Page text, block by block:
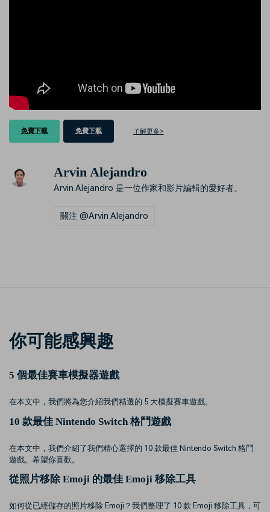
免費下載 免費下載 了解更多>
Arvin Alejandro
Arvin Alejandro 是一位作家和影片編輯的愛好者。
關注 @Arvin Alejandro
你可能感興趣
5 個最佳賽車模擬器遊戲
在本文中，我們將為您介紹我們精選的 5 大模擬賽車遊戲。
10 款最佳 Nintendo Switch 格鬥遊戲
在本文中，我們介紹了我們精心選擇的 10 款最佳 Nintendo Switch 格鬥
遊戲。希望你喜歡。
從照片移除 Emoji 的最佳 Emoji 移除工具
如何從已經儲存的照片移除 Emoji？我們整理了 10 款 Emoji 移除工具，可